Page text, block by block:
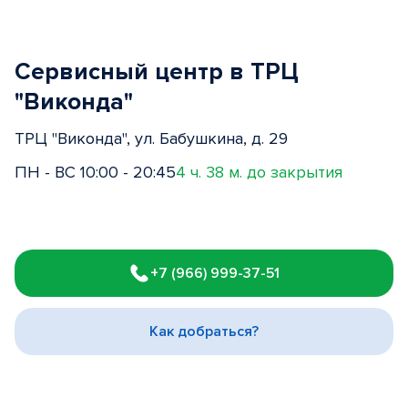
Сервисный центр в ТРЦ
"Виконда"
ТРЦ "Виконда", ул. Бабушкина, д. 29
ПН - ВС 10:00 - 20:454 ч. 38 м. до закрытия
1
of
3
+7 (966) 999-37-51
Как добраться?